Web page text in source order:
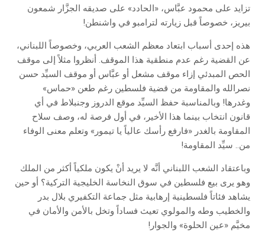
تزايد على محمود عبَّاس، «الحادد» على صديقه الجزَّار شمعون
بيريز، خصوصاً قبل زيارته لترامبو في واشنطن!
هذه إحدى أسباب ابتعاد معظم الشعب العربي، وخصوصاً اللبناني،
عن القضية رغم عدم منطقية هذا الموقف. أنظروا مثلاً إلى موقف
الحص المبدئي إزاء موقف مشعل أو عبَّاس أو موقف السيِّد حسن
نصرالله والمقاومة من قضية فلسطين رغم طعن «حماس»
وغدرها! وبالمناسبة حفظ السيِّد موقع الدروز وجنبلاط في أي
قانون انتخاب بينما هذا الأخير، في أول فرصة له، وصف سلاح
المقاومة بالغدر «فارفع رأسك عالياً يا تيمور» وتعلم معنى الوفاء
من.. سيِّد المقاومة!
وباعتقاد الشعب اللبناني أنَّه لا يريد أنْ يكون ملكياً أكثر من الملك
وهو يرى بيع فلسطين في سوق النخاسة الخليجية التركية؟ أو حين
يشاهد فئاتاً فلسطينية إرهابية مثل جماعة التكفيري بلال بدر
والخطيب وطه والمولوي تعيث فساداً وتخل بالأمن والأمان في
مخيَّم «عين الحلوة» والجوار!